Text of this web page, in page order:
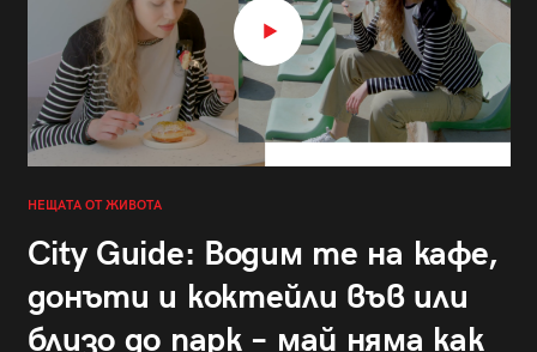
НЕЩАТА ОТ ЖИВОТА
City Guide: Водим те на кафе,
донъти и коктейли във или
близо до парк – май няма как